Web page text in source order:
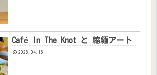
Café In The Knot と 縮緬アート
2026.04.16